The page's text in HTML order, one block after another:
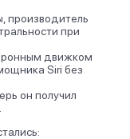
производитель
при
движком
Siri без
он получил